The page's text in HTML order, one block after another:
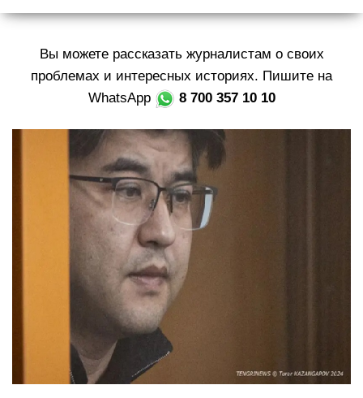
р
Вы можете рассказать журналистам о своих
проблемах и интересных историях. Пишите на
WhatsApp
8 700 357 10 10